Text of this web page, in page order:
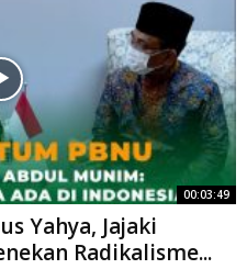
00:03:49
Yahya, Jajaki
Radikalisme...